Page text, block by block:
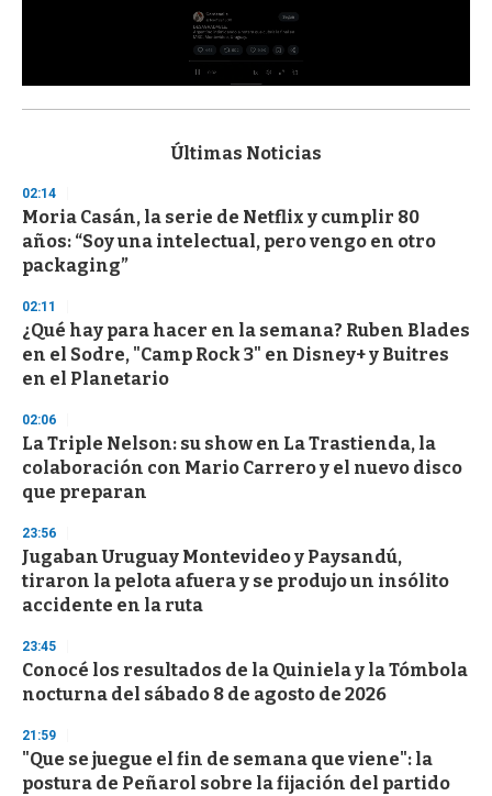
s
d
s
o
f
3
s
c
o
n
Últimas Noticias
02:14
Moria Casán, la serie de Netflix y cumplir 80
años: “Soy una intelectual, pero vengo en otro
packaging”
02:11
¿Qué hay para hacer en la semana? Ruben Blades
en el Sodre, "Camp Rock 3" en Disney+ y Buitres
en el Planetario
02:06
La Triple Nelson: su show en La Trastienda, la
colaboración con Mario Carrero y el nuevo disco
que preparan
23:56
Jugaban Uruguay Montevideo y Paysandú,
tiraron la pelota afuera y se produjo un insólito
accidente en la ruta
23:45
Conocé los resultados de la Quiniela y la Tómbola
nocturna del sábado 8 de agosto de 2026
21:59
"Que se juegue el fin de semana que viene": la
postura de Peñarol sobre la fijación del partido